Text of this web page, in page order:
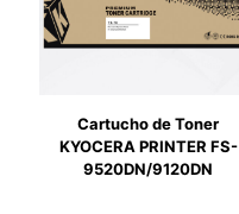
Cartucho de Toner
KYOCERA PRINTER FS-
9520DN/9120DN